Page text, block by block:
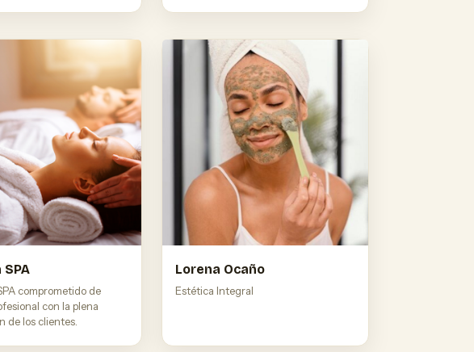
comprometido de
con la plena
de los clientes.
Lorena Ocaño
Estética Integral